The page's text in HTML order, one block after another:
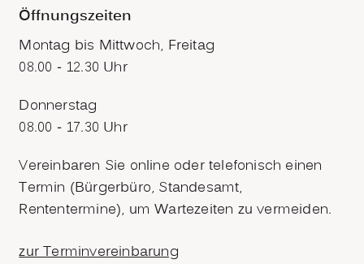
Öffnungszeiten
Montag bis Mittwoch, Freitag
08.00 - 12.30 Uhr
Donnerstag
08.00 - 17.30 Uhr
Vereinbaren Sie online oder telefonisch einen
Termin (Bürgerbüro, Standesamt,
Rententermine), um Wartezeiten zu vermeiden.
zur Terminvereinbarung